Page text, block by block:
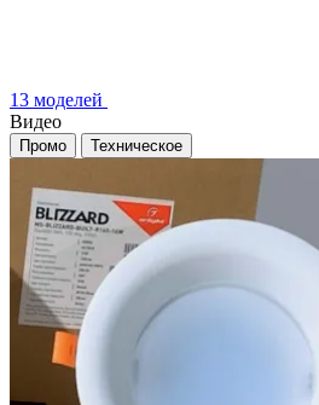
13 моделей
Видео
Промо Техническое